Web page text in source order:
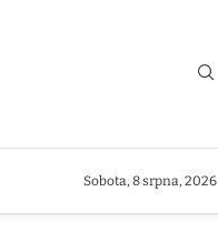
Sobota, 8 srpna, 2026